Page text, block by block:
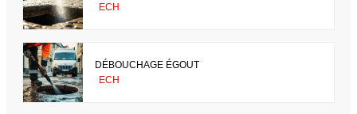
ECH
DÉBOUCHAGE ÉGOUT
ECH